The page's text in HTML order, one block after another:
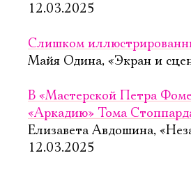
12.03.2025
Слишком
Майя Одина, «Экран и
В «Мастерской Петра
«Аркадию» Тома
Елизавета Авдошина,
12.03.2025